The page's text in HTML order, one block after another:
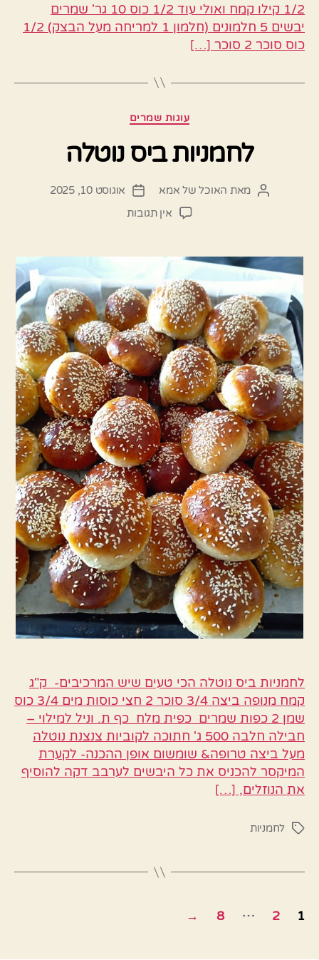
1/2 קילו קמח ואולי עוד 1/2 כוס 10 גר' שמרים
יבשים 5 חלמונים (חלמון 1 למריחה מעל הבצק) 1/2
כוס סוכר 2 סוכר […]
קטגוריות
עוגות שמרים
לחמניות ביס נוטלה
המחבר
מאת האוכל של אמא
תאריךאוגוסט 10, 2025
אין תגובותעל
נוטלה
לחמניות ביס נוטלה הכי טעים שיש המרכיבים- ק"ג
קמח מנופה ביצה 3/4 סוכר 2 חצי כוסות מים 3/4 כוס
שמן 2 כפות שמרים כפית מלח כף ת. וניל למילוי –
חבילה חלבה 500 ג' חתוכה לקוביות צנצנת נוטלה
מעל ביצה טרופה& שומשום אופן ההכנה- לקערת
המיקסר להכניס את כל היבשים לערבב דקה להוסיף
את הנוזלים, […]
תגיותלחמניות
Posts
1
2
…
8
→